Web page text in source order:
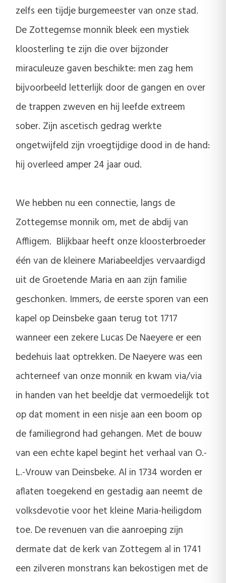
zelfs een tijdje burgemeester van onze stad.
De Zottegemse monnik bleek een mystiek
kloosterling te zijn die over bijzonder
miraculeuze gaven beschikte: men zag hem
bijvoorbeeld letterlijk door de gangen en over
de trappen zweven en hij leefde extreem
sober. Zijn ascetisch gedrag werkte
ongetwijfeld zijn vroegtijdige dood in de hand:
hij overleed amper 24 jaar oud.
We hebben nu een connectie, langs de
Zottegemse monnik om, met de abdij van
Affligem. Blijkbaar heeft onze kloosterbroeder
één van de kleinere Mariabeeldjes vervaardigd
uit de Groetende Maria en aan zijn familie
geschonken. Immers, de eerste sporen van een
kapel op Deinsbeke gaan terug tot 1717
wanneer een zekere Lucas De Naeyere er een
bedehuis laat optrekken. De Naeyere was een
achterneef van onze monnik en kwam via/via
in handen van het beeldje dat vermoedelijk tot
op dat moment in een nisje aan een boom op
de familiegrond had gehangen. Met de bouw
van een echte kapel begint het verhaal van O.-
L.-Vrouw van Deinsbeke. Al in 1734 worden er
aflaten toegekend en gestadig aan neemt de
volksdevotie voor het kleine Maria-heiligdom
toe. De revenuen van die aanroeping zijn
dermate dat de kerk van Zottegem al in 1741
een zilveren monstrans kan bekostigen met de